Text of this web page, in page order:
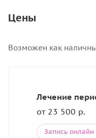
Цены
Возможен как
Лечение
от 23 500 р.
Запись онлайн